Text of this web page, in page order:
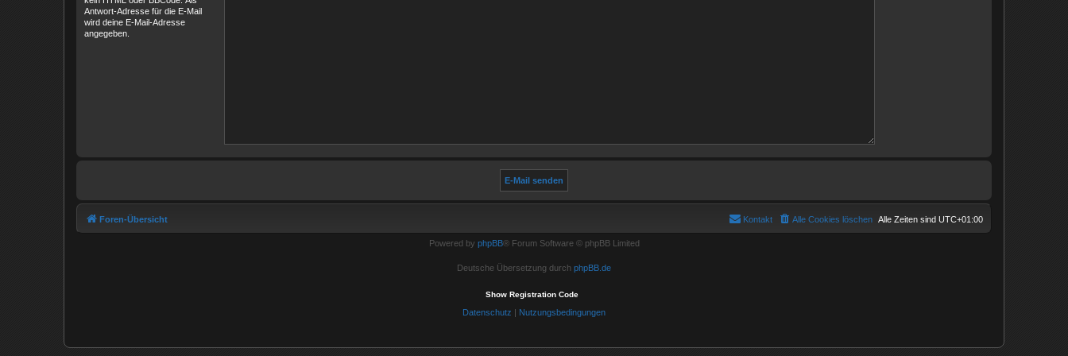
Antwort-Adresse für die E-Mail
wird deine E-Mail-Adresse
angegeben.
Foren-Übersicht Alle Zeiten sind UTC+01:00
Alle Cookies löschen
Kontakt
Powered by phpBB® Forum Software © phpBB Limited
Deutsche Übersetzung durch phpBB.de
Show Registration Code
Datenschutz | Nutzungsbedingungen